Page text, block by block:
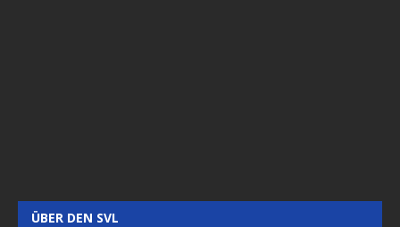
ÜBER DEN SVL